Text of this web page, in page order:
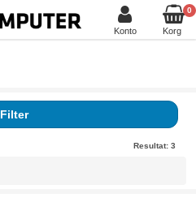
Konto
0
Korg
Filter
Resultat: 3